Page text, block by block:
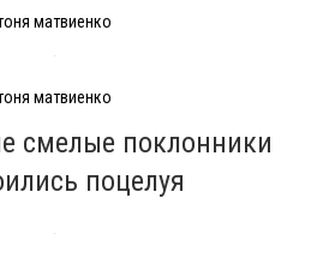
матвиенко
матвиенко
смелые поклонники
поцелуя